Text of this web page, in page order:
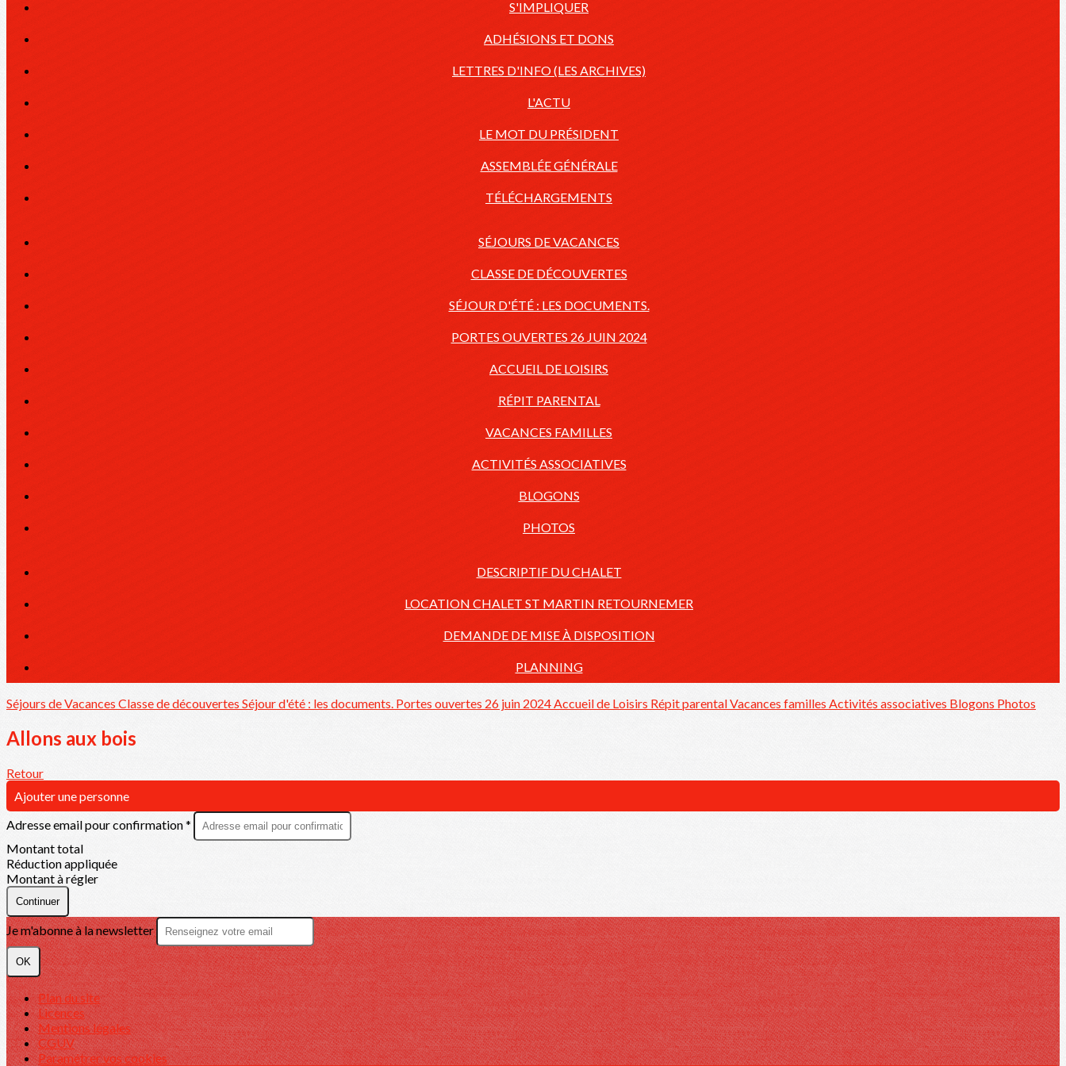
S'IMPLIQUER
ADHÉSIONS ET DONS
LETTRES D'INFO (LES ARCHIVES)
L'ACTU
LE MOT DU PRÉSIDENT
ASSEMBLÉE GÉNÉRALE
TÉLÉCHARGEMENTS
SÉJOURS DE VACANCES
CLASSE DE DÉCOUVERTES
SÉJOUR D'ÉTÉ : LES DOCUMENTS.
PORTES OUVERTES 26 JUIN 2024
ACCUEIL DE LOISIRS
RÉPIT PARENTAL
VACANCES FAMILLES
ACTIVITÉS ASSOCIATIVES
BLOGONS
PHOTOS
DESCRIPTIF DU CHALET
LOCATION CHALET ST MARTIN RETOURNEMER
DEMANDE DE MISE À DISPOSITION
PLANNING
Séjours de Vacances Classe de découvertes Séjour d'été : les documents. Portes ouvertes 26 juin 2024Accueil de Loisirs Répit parentalVacances familles Activités associatives Blogons Photos
Allons aux bois
Retour
Ajouter une personne
Adresse email pour confirmation *
Montant total
Réduction appliquée
Montant à régler
Continuer
Je m'abonne à la newsletter
OK
Plan du site
Licences
Mentions légales
CGUV
Paramétrer vos cookies